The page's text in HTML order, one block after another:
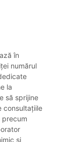
în
numărul
la
să sprijine
consultațiile
precum
și